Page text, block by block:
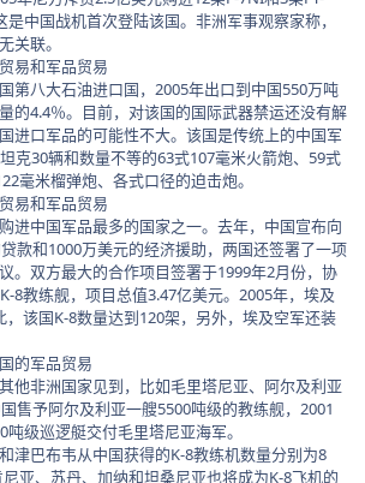
中国战机首次登陆该国。非洲军事观察家称，
关联。
和军品贸易
八大石油进口国，2005年出口到中国550万吨
的4.4％。目前，对该国的国际武器禁运还没有解
进口军品的可能性不大。该国是传统上的中国军
克30辆和数量不等的63式107毫米火箭炮、59式
毫米榴弹炮、各式口径的迫击炮。
和军品贸易
中国军品最多的国家之一。去年，中国宣布向
款和1000万美元的经济援助，两国还签署了一项
。双方最大的合作项目签署于1999年2月份，协
8教练舰，项目总值3.47亿美元。2005年，埃及
，该国K-8数量达到120架，另外，埃及空军还装
的军品贸易
非洲国家见到，比如毛里塔尼亚、阿尔及利亚
售予阿尔及利亚一艘5500吨级的教练舰，2001
级巡逻艇交付毛里塔尼亚海军。
巴布韦从中国获得的K-8教练机数量分别为8
亚、苏丹、加纳和坦桑尼亚也将成为K-8飞机的